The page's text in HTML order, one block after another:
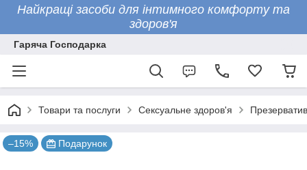
Найкращі засоби для інтимного комфорту та
здоров'я
Гаряча Господарка
Товари та послуги Сексуальне здоров'я
–15% Подарунок